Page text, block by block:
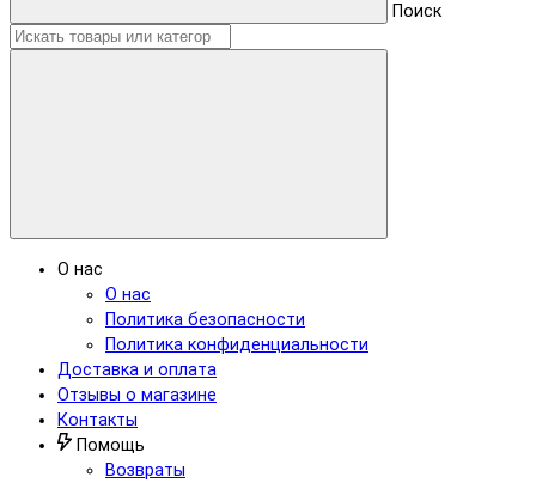
Поиск
О нас
О нас
Политика безопасности
Политика конфиденциальности
Доставка и оплата
Отзывы о магазине
Контакты
Помощь
Возвраты